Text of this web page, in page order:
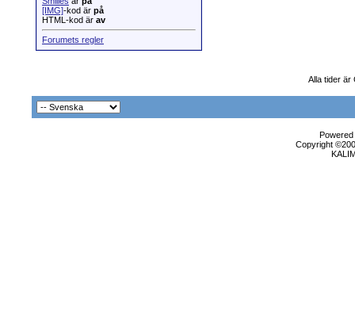
[IMG]-kod är på
HTML-kod är av
Forumets regler
Alla tider är
Copyright